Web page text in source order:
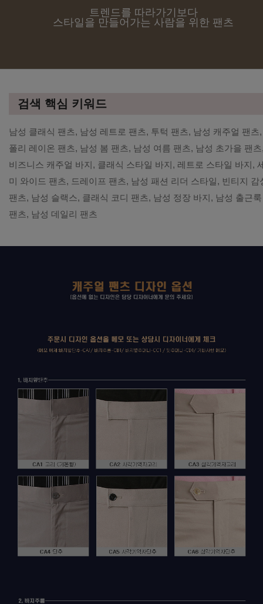
트렌드를 따라가기보다
스타일을 만들어가는 사람을 위한 팬츠
검색 핵심 키워드
남성 클래식 팬츠, 남성 레트로 팬츠, 투턱 팬츠, 남성 캐주얼 팬츠,
폴리 레이온 팬츠, 남성 봄 팬츠, 남성 여름 팬츠, 남성 초가을 팬
비즈니스 캐주얼 바지, 클래식 스타일 바지, 레트로 스타일 바지,
미 와이드 팬츠, 드레이프 팬츠, 남성 패션 리더 스타일, 빈티지 감
팬츠, 남성 슬랙스, 클래식 코디 팬츠, 남성 정장 바지, 남성 출근룩
팬츠, 남성 데일리 팬츠